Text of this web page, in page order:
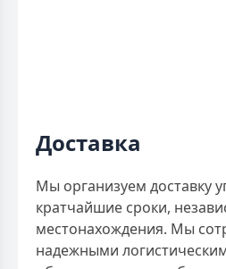
Доставка
Мы организуем доставку
кратчайшие сроки,
местонахождения. Мы
надежными